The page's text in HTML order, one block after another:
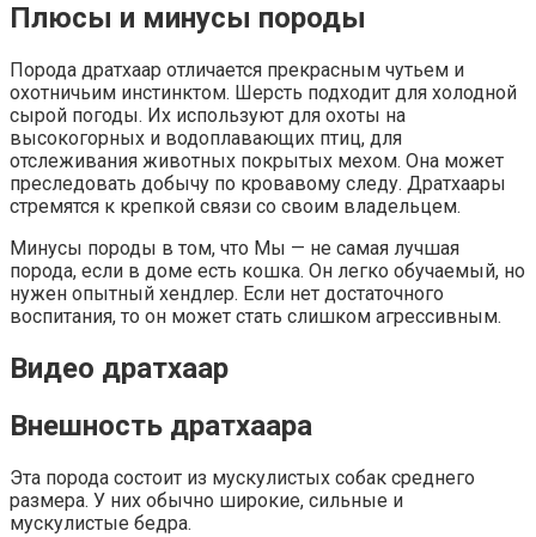
Плюсы и минусы породы
Порода дратхаар отличается прекрасным чутьем и
охотничьим инстинктом. Шерсть подходит для холодной
сырой погоды. Их используют для охоты на
высокогорных и водоплавающих птиц, для
отслеживания животных покрытых мехом. Она может
преследовать добычу по кровавому следу. Дратхаары
стремятся к крепкой связи со своим владельцем.
Минусы породы в том, что Мы — не самая лучшая
порода, если в доме есть кошка. Он легко обучаемый, но
нужен опытный хендлер. Если нет достаточного
воспитания, то он может стать слишком агрессивным.
Видео дратхаар
Внешность дратхаара
Эта порода состоит из мускулистых собак среднего
размера. У них обычно широкие, сильные и
мускулистые бедра.